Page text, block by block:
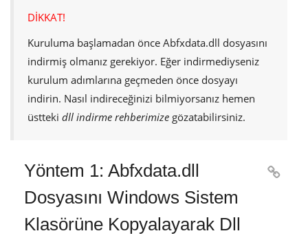
DİKKAT!
Kuruluma başlamadan önce Abfxdata.dll dosyasını
indirmiş olmanız gerekiyor. Eğer indirmediyseniz
kurulum adımlarına geçmeden önce dosyayı
indirin. Nasıl indireceğinizi bilmiyorsanız hemen
üstteki dll indirme rehberimize gözatabilirsiniz.
Yöntem 1: Abfxdata.dll
Dosyasını Windows Sistem
Klasörüne Kopyalayarak Dll
